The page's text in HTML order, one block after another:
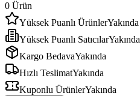
0 Ürün
Yüksek Puanlı ÜrünlerYakında
Yüksek Puanlı SatıcılarYakında
Kargo BedavaYakında
Hızlı TeslimatYakında
Kuponlu ÜrünlerYakında